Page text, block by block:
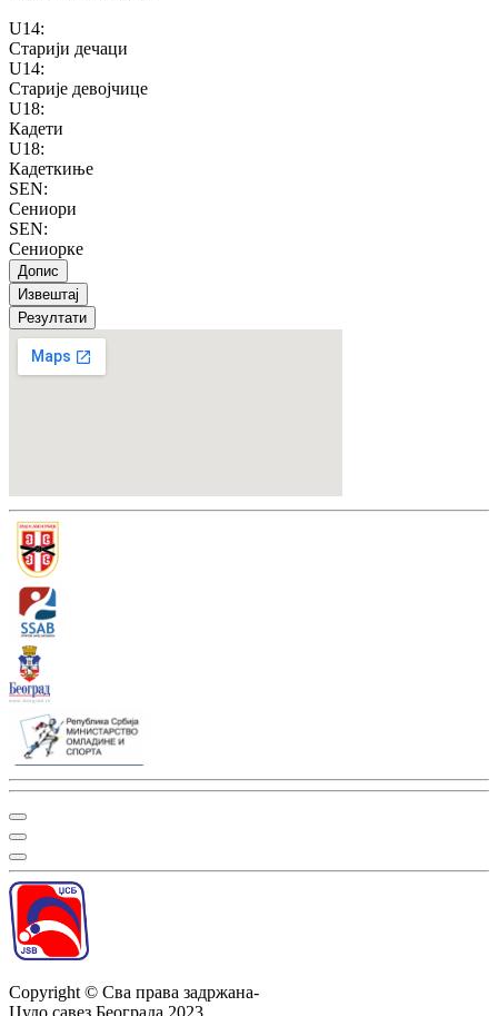
U14:
Старији дечаци
U14:
Старије девојчице
U18:
Кадети
U18:
Кадеткиње
SEN:
Сениори
SEN:
Сениорке
Допис
Извештај
Резултати
Copyright © Сва права задржана-
Џудо савез Београда 2023